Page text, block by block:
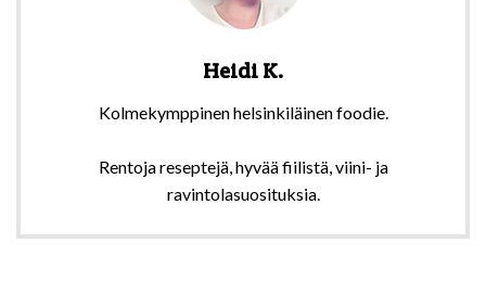
Heidi K.
Kolmekymppinen helsinkiläinen foodie.
Rentoja reseptejä, hyvää fiilistä, viini- ja
ravintolasuosituksia.